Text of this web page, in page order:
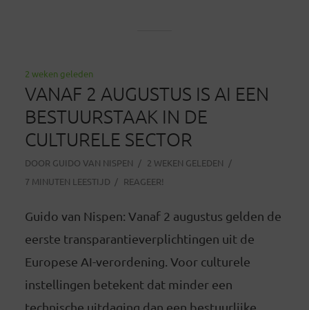
2 weken geleden
VANAF 2 AUGUSTUS IS AI EEN
BESTUURSTAAK IN DE
CULTURELE SECTOR
DOOR GUIDO VAN NISPEN
2 WEKEN GELEDEN
7 MINUTEN LEESTIJD
REAGEER!
Guido van Nispen: Vanaf 2 augustus gelden de
eerste transparantieverplichtingen uit de
Europese AI-verordening. Voor culturele
instellingen betekent dat minder een
technische uitdaging dan een bestuurlijke